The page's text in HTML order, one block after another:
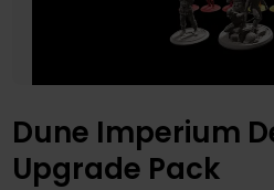
Dune Imperium
Upgrade Pack